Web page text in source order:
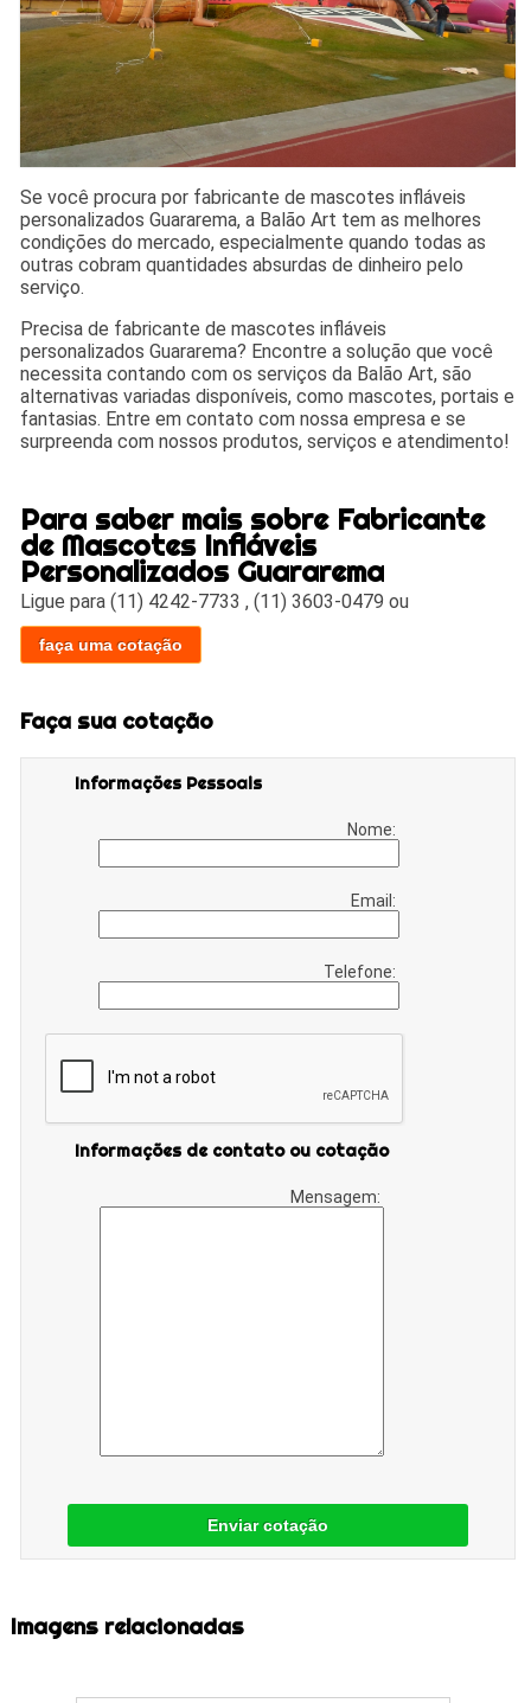
Se você procura por fabricante de mascotes infláveis
personalizados Guararema, a Balão Art tem as melhores
condições do mercado, especialmente quando todas as
outras cobram quantidades absurdas de dinheiro pelo
serviço.
Precisa de fabricante de mascotes infláveis
personalizados Guararema? Encontre a solução que você
necessita contando com os serviços da Balão Art, são
alternativas variadas disponíveis, como mascotes, portais e
fantasias. Entre em contato com nossa empresa e se
surpreenda com nossos produtos, serviços e atendimento!
Para saber mais sobre Fabricante
de Mascotes Infláveis
Personalizados Guararema
Ligue para(11) 4242-7733 ,(11) 3603-0479 ou
faça uma cotação
Faça sua cotação
Informações Pessoais
Nome:
Email:
Telefone:
Informações de contato ou cotação
Mensagem:
Enviar cotação
Imagens relacionadas